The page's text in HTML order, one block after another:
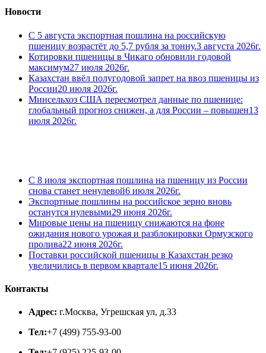
Новости
С 5 августа экспортная пошлина на российскую
пшеницу возрастёт до 5,7 рубля за тонну.3 августа 2026г.
Котировки пшеницы в Чикаго обновили годовой
максимум27 июля 2026г.
Казахстан ввёл полугодовой запрет на ввоз пшеницы из
России20 июля 2026г.
Минсельхоз США пересмотрел данные по пшенице:
глобальный прогноз снижен, а для России – повышен13
июля 2026г.
С 8 июля экспортная пошлина на пшеницу из России
снова станет ненулевой6 июля 2026г.
Экспортные пошлины на российское зерно вновь
останутся нулевыми29 июня 2026г.
Мировые цены на пшеницу снижаются на фоне
ожидания нового урожая и разблокировки Ормузского
пролива22 июня 2026г.
Поставки российской пшеницы в Казахстан резко
увеличились в первом квартале15 июня 2026г.
Контакты
Адрес: г.Москва, Угрешская ул, д.33
Тел:+7 (499) 755-93-00